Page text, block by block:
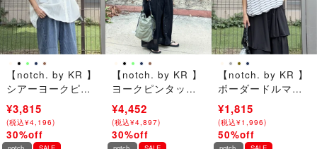
【notch. by KR 】
シアーヨークピン
タックブラウス
¥5,450
(税込¥5,995)
→
¥3,815
(税込¥4,196)
30%off
【notch. by KR 】
ヨークピンタック
ワンピース
¥6,360
(税込¥6,996)
→
¥4,452
(税込¥4,897)
30%off
【notch. by KR 】
ボーダードルマン
ドローコードTシャ
ツ
¥3,630
(税込¥3,993)
→
¥1,815
(税込¥1,996)
50%off